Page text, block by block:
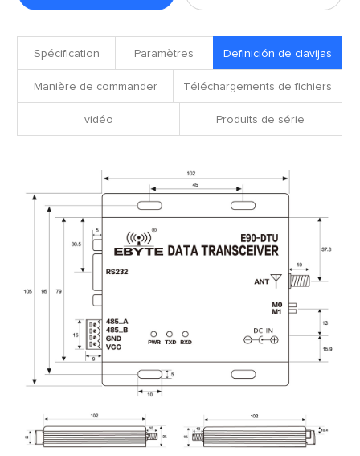
Spécification Paramètres Definición de clavijas
Manière de commander Téléchargements de fichiers
vidéo Produits de série